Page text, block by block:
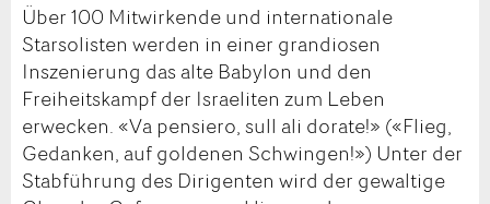
Über 100 Mitwirkende und internationale
Starsolisten werden in einer grandiosen
Inszenierung das alte Babylon und den
Freiheitskampf der Israeliten zum Leben
erwecken. «Va pensiero, sull ali dorate!» («Flieg,
Gedanken, auf goldenen Schwingen!») Unter der
Stabführung des Dirigenten wird der gewaltige